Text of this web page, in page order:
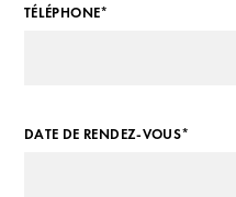
TÉLÉPHONE*
DATE DE RENDEZ-VOUS*